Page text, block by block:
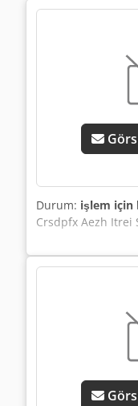
Durum: işlem için
Crsdpfx Aezh Itrei